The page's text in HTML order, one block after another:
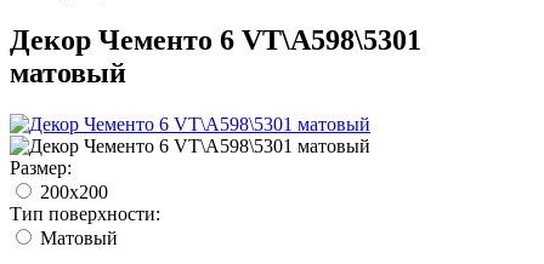
Декор Чементо 6 VT\A598\5301
матовый
Размер:
200x200
Тип поверхности:
Матовый